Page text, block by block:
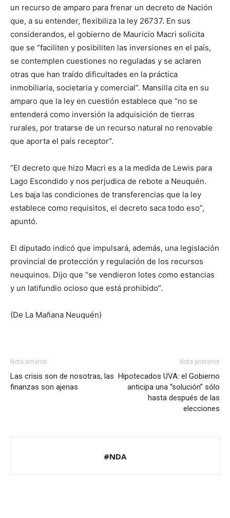
un recurso de amparo para frenar un decreto de Nación
que, a su entender, flexibiliza la ley 26737. En sus
considerandos, el gobierno de Mauricio Macri solicita
que se “faciliten y posibiliten las inversiones en el país,
se contemplen cuestiones no reguladas y se aclaren
otras que han traído dificultades en la práctica
inmobiliaria, societaria y comercial”. Mansilla cita en su
amparo que la ley en cuestión establece que “no se
entenderá como inversión la adquisición de tierras
rurales, por tratarse de un recurso natural no renovable
que aporta el país receptor”.
“El decreto que hizo Macri es a la medida de Lewis para
Lago Escondido y nos perjudica de rebote a Neuquén.
Les baja las condiciones de transferencias que la ley
establece como requisitos, el decreto saca todo eso”,
apuntó.
El diputado indicó que impulsará, además, una legislación
provincial de protección y regulación de los recursos
neuquinos. Dijo que “se vendieron lotes como estancias
y un latifundio ocioso que está prohibido”.
(De La Mañana Neuquén)
Nota anterior
Las crisis son de nosotras, las
finanzas son ajenas
Nota posterior
Hipotecados UVA: el Gobierno
anticipa una “solución” sólo
hasta después de las
elecciones
#NDA